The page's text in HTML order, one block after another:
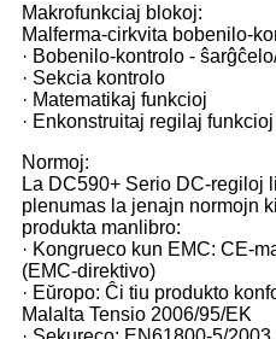
Makrofunkciaj blokoj:
Malferma-cirkvita bobenilo-
· Bobenilo-kontrolo -
· Sekcia kontrolo
· Matematikaj funkcioj
· Enkonstruitaj regilaj funkcioj
Normoj:
La DC590+ Serio DC-regiloj
plenumas la jenajn normojn
produkta manlibro:
· Kongrueco kun EMC: CE-
(EMC-direktivo)
· Eŭropo: Ĉi tiu produkto
Malalta Tensio 2006/95/EK